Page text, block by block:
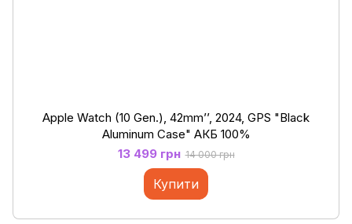
Apple Watch (10 Gen.), 42mm’’, 2024, GPS "Black
Aluminum Case" АКБ 100%
13 499 грн 14 000 грн
Купити